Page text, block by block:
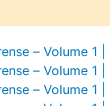
– Volume 1 |
– Volume 1
– Volume 1